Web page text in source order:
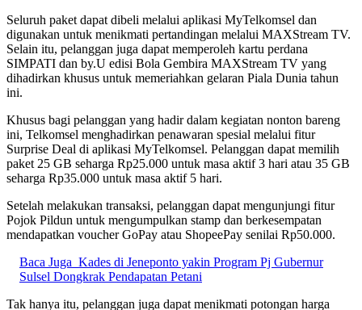
Seluruh paket dapat dibeli melalui aplikasi MyTelkomsel dan
digunakan untuk menikmati pertandingan melalui MAXStream TV.
Selain itu, pelanggan juga dapat memperoleh kartu perdana
SIMPATI dan by.U edisi Bola Gembira MAXStream TV yang
dihadirkan khusus untuk memeriahkan gelaran Piala Dunia tahun
ini.
Khusus bagi pelanggan yang hadir dalam kegiatan nonton bareng
ini, Telkomsel menghadirkan penawaran spesial melalui fitur
Surprise Deal di aplikasi MyTelkomsel. Pelanggan dapat memilih
paket 25 GB seharga Rp25.000 untuk masa aktif 3 hari atau 35 GB
seharga Rp35.000 untuk masa aktif 5 hari.
Setelah melakukan transaksi, pelanggan dapat mengunjungi fitur
Pojok Pildun untuk mengumpulkan stamp dan berkesempatan
mendapatkan voucher GoPay atau ShopeePay senilai Rp50.000.
Baca Juga Kades di Jeneponto yakin Program Pj Gubernur
Sulsel Dongkrak Pendapatan Petani
Tak hanya itu, pelanggan juga dapat menikmati potongan harga